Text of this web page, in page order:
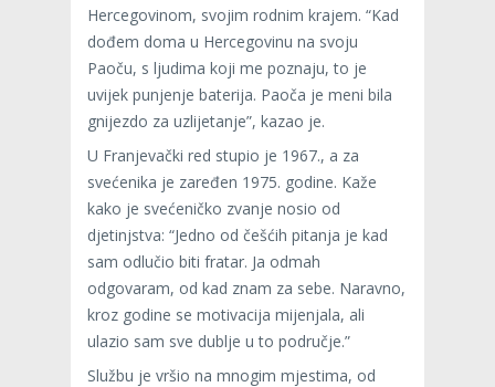
Hercegovinom, svojim rodnim krajem. “Kad
dođem doma u Hercegovinu na svoju
Paoču, s ljudima koji me poznaju, to je
uvijek punjenje baterija. Paoča je meni bila
gnijezdo za uzlijetanje”, kazao je.
U Franjevački red stupio je 1967., a za
svećenika je zaređen 1975. godine. Kaže
kako je svećeničko zvanje nosio od
djetinjstva: “Jedno od češćih pitanja je kad
sam odlučio biti fratar. Ja odmah
odgovaram, od kad znam za sebe. Naravno,
kroz godine se motivacija mijenjala, ali
ulazio sam sve dublje u to područje.”
Službu je vršio na mnogim mjestima, od